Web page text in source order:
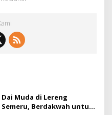
Dai Muda di Lereng
Semeru, Berdakwah untuk